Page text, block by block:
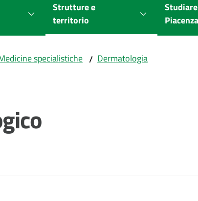
Strutture e
territorio
Piacenza
specialistiche / Dermatologia